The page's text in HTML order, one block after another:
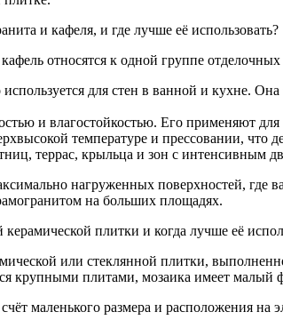
и кафеля, и где лучше её использовать?
относятся к одной группе
для стен в ванной и кухне.
и влагостойкостью. Его применяют
температуре и прессовании, что
террас, крыльца и зон с интенсивным
нагруженных поверхностей, где
на больших площадях.
плитки и когда лучше её
или стеклянной плитки,
крупными плитами, мозаика имеет
маленького размера и расположения на